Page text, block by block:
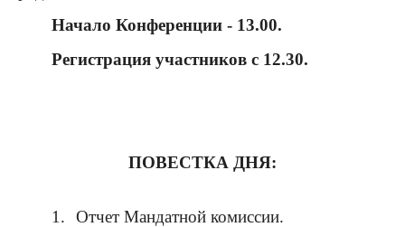
Начало Конференции - 13.00.
Регистрация участников с 12.30.
ПОВЕСТКА ДНЯ:
1.
Отчет Мандатной комиссии.